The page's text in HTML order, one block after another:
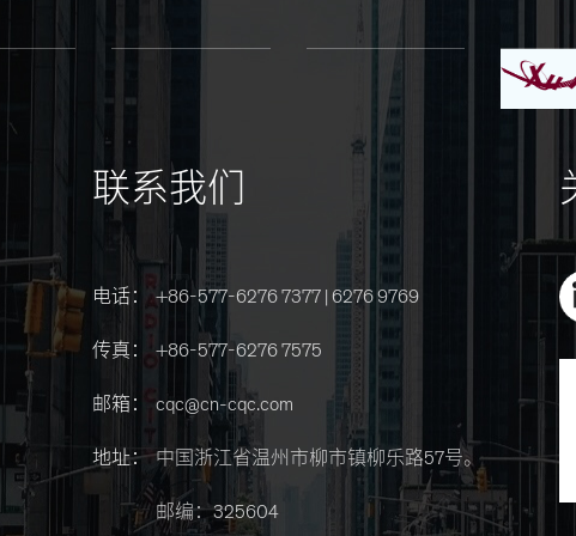
联系我们
电话： +86-577-6276 7377 | 6276 9769
传真： +86-577-6276 7575
邮箱： cqc@cn-cqc.com
地址： 中国浙江省温州市柳市镇柳乐路57号。
邮编：325604